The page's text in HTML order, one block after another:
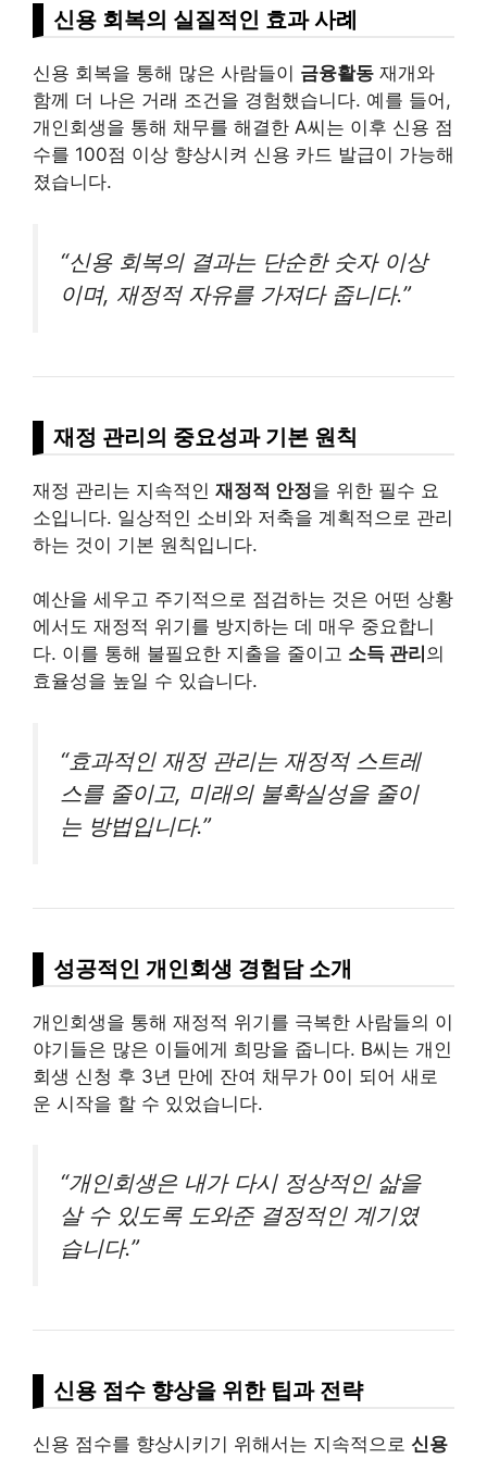
신용 회복의 실질적인 효과 사례
신용 회복을 통해 많은 사람들이 금융활동 재개와
함께 더 나은 거래 조건을 경험했습니다. 예를 들어,
개인회생을 통해 채무를 해결한 A씨는 이후 신용 점
수를 100점 이상 향상시켜 신용 카드 발급이 가능해
졌습니다.
“신용 회복의 결과는 단순한 숫자 이상
이며, 재정적 자유를 가져다 줍니다.”
재정 관리의 중요성과 기본 원칙
재정 관리는 지속적인 재정적 안정을 위한 필수 요
소입니다. 일상적인 소비와 저축을 계획적으로 관리
하는 것이 기본 원칙입니다.
예산을 세우고 주기적으로 점검하는 것은 어떤 상황
에서도 재정적 위기를 방지하는 데 매우 중요합니
다. 이를 통해 불필요한 지출을 줄이고 소득 관리 의
효율성을 높일 수 있습니다.
“효과적인 재정 관리는 재정적 스트레
스를 줄이고, 미래의 불확실성을 줄이
는 방법입니다.”
성공적인 개인회생 경험담 소개
개인회생을 통해 재정적 위기를 극복한 사람들의 이
야기들은 많은 이들에게 희망을 줍니다. B씨는 개인
회생 신청 후 3년 만에 잔여 채무가 0이 되어 새로
운 시작을 할 수 있었습니다.
“개인회생은 내가 다시 정상적인 삶을
살 수 있도록 도와준 결정적인 계기였
습니다.”
신용 점수 향상을 위한 팁과 전략
신용 점수를 향상시키기 위해서는 지속적으로 신용